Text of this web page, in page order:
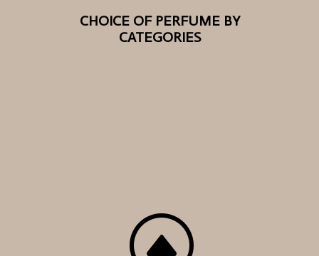
CHOICE OF PERFUME BY
CATEGORIES